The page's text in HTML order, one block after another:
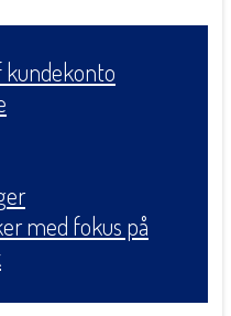
kundekonto
med fokus på